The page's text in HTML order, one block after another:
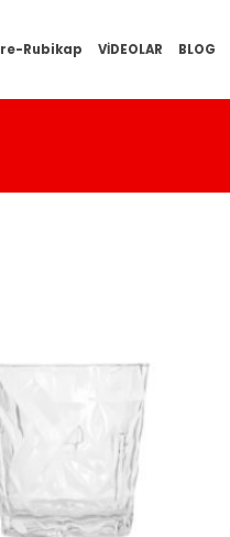
re-Rubikap VİDEOLAR BLOG